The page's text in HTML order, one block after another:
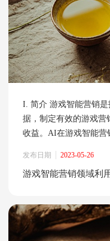
I. 简介 游戏智能营销
据，制定有效的游戏营
收益。AI在游戏智能营
AI分析大量玩家数据
数据收集和处理。游戏
交数据、消费数据
发布日期 2023-05-26